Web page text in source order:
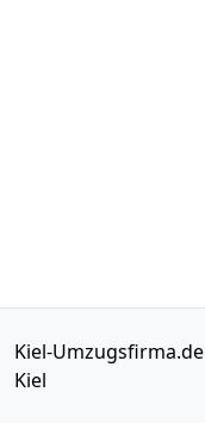
Kiel-Umzugsfirma.de
Kiel